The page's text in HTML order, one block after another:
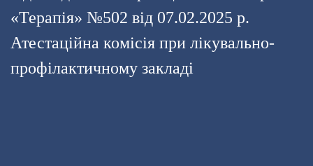
«Терапія» №502 від 07.02.2025 р.
Атестаційна комісія при лікувально-
профілактичному закладі